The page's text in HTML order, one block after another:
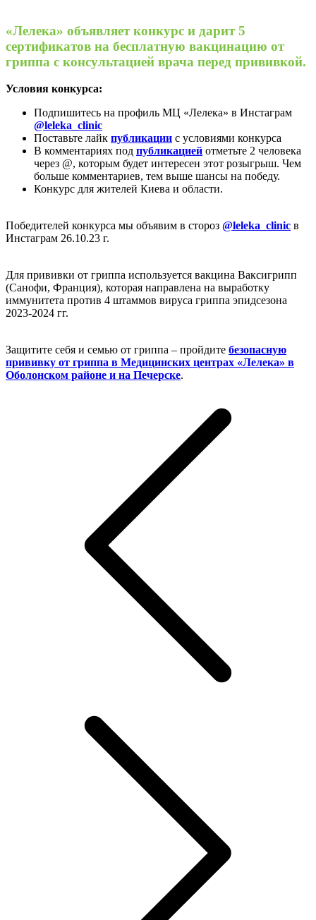
«Лелека» объявляет конкурс и дарит 5
сертификатов на бесплатную вакцинацию от
гриппа с консультацией врача перед прививкой.
Условия конкурса:
Подпишитесь на профиль МЦ «Лелека» в Инстаграм
@leleka_clinic
Поставьте лайк публикации с условиями конкурса
В комментариях под публикацией отметьте 2 человека
через @, которым будет интересен этот розыгрыш. Чем
больше комментариев, тем выше шансы на победу.
Конкурс для жителей Киева и области.
Победителей конкурса мы объявим в стороз @leleka_clinic в
Инстаграм 26.10.23 г.
Для прививки от гриппа используется вакцина Ваксигрипп
(Санофи, Франция), которая направлена на выработку
иммунитета против 4 штаммов вируса гриппа эпидсезона
2023-2024 гг.
Защитите себя и семью от гриппа – пройдите безопасную
прививку от гриппа в Медицинских центрах «Лелека» в
Оболонском районе и на Печерске.